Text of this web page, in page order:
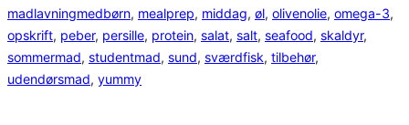
madlavningmedbørn, mealprep, middag, øl, olivenolie, omega-3
opskrift, peber, persille, protein, salat, salt, seafood, skaldyr
sommermad, studentmad, sund, sværdfisk, tilbehør
udendørsmad, yummy